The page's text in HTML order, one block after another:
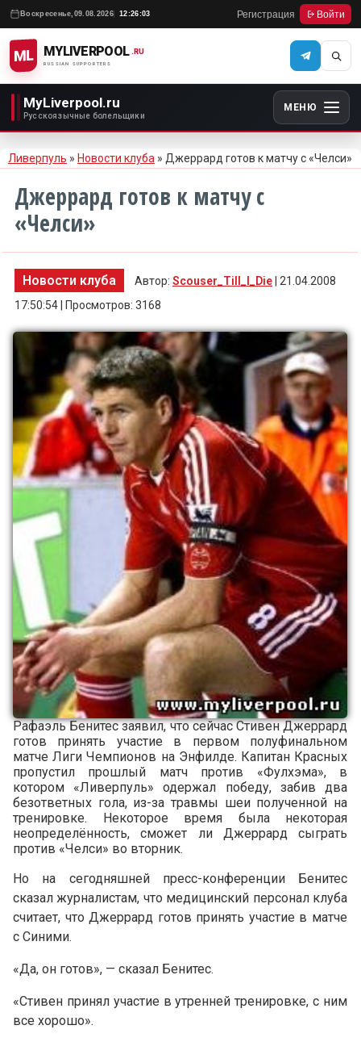
Воскресенье, 09.08.2026 12:26:03 Регистрация Войти
ML MYLIVERPOOL
RUSSIAN SUPPORTERS
.RU
MyLiverpool.ru
Русскоязычные болельщики
МЕНЮ
Ливерпуль » Новости клуба » Джеррард готов к матчу с «Челси»
Джеррард готов к матчу с
«Челси»
Новости клуба Автор: Scouser_Till_I_Die | 21.04.2008
17:50:54 | Просмотров: 3168
Рафаэль Бенитес заявил, что сейчас Стивен Джеррард
готов принять участие в первом полуфинальном
матче Лиги Чемпионов на Энфилде. Капитан Красных
пропустил прошлый матч против «Фулхэма», в
котором «Ливерпуль» одержал победу, забив два
безответных гола, из-за травмы шеи полученной на
тренировке. Некоторое время была некоторая
неопределённость, сможет ли Джеррард сыграть
против «Челси» во вторник.
Но на сегодняшней пресс-конференции Бенитес
сказал журналистам, что медицинский персонал клуба
считает, что Джеррард готов принять участие в матче
с Синими.
«Да, он готов», — сказал Бенитес.
«Стивен принял участие в утренней тренировке, с ним
все хорошо».